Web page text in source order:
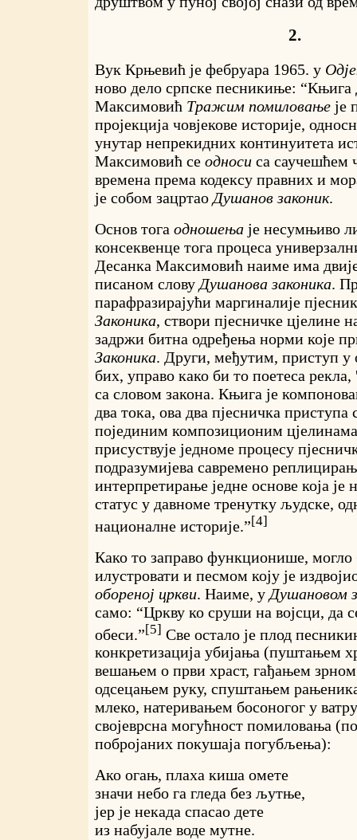
2.
Вук Крњевић је фебруара 1965. у
ново дело српске песникиње: “Књига
Максимовић Тражим помиловање је
пројекција човјекове историје,
унутар непрекидних континуитета
Максимовић се односи са саучешћем
времена према кодексу правних и
је собом зацртао Душанов законик.
Основ тога одношења је несумњиво
консеквенце тога процеса
Десанка Максимовић наиме има
писаном слову Душанова законика.
парафразирајући маргиналије
Законика, створи пјесничке цјелине
задржи битна одређења норми које
Законика. Други, међутим, приступ у
бих, управо како би то поетеса
са словом закона. Књига је
два тока, ова два пјесничка приступа
појединим композиционим
присуствује једноме процесу
подразумијева савремено
интерпретирање једне основе која је
статус у давноме тренутку људске,
националне историје.”[4]
Како то заправо функционише, могло
илустровати и песмом коју је
обореној цркви. Наиме, у Душановом
само: “Цркву ко сруши на војсци, да
обеси.”[5] Све остало је плод
конкретизација убијања (пуштањем
вешањем о први храст, гађањем
одсецањем руку, спуштањем
млеко, натеривањем босоногог у
својеврсна могућност помиловања
побројаних покушаја погубљења):
Ако огањ, плаха киша омете
значи небо га гледа без љутње,
јер је некада спасао дете
из набујале воде мутне.